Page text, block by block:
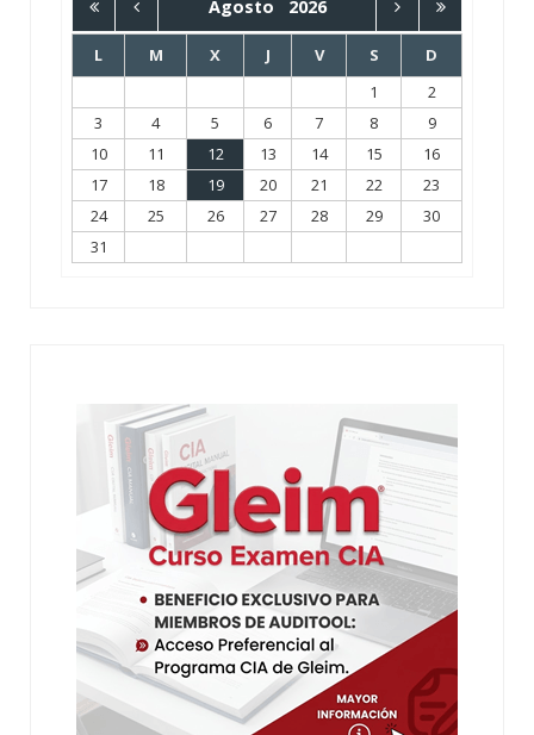
Agosto 2026
L M X J V S
D
1
2
3
4 5 6 7 8
9
10
11 12 13 14 15
16
17
18 19 20 21 22
23
24
25 26 27 28 29
30
31